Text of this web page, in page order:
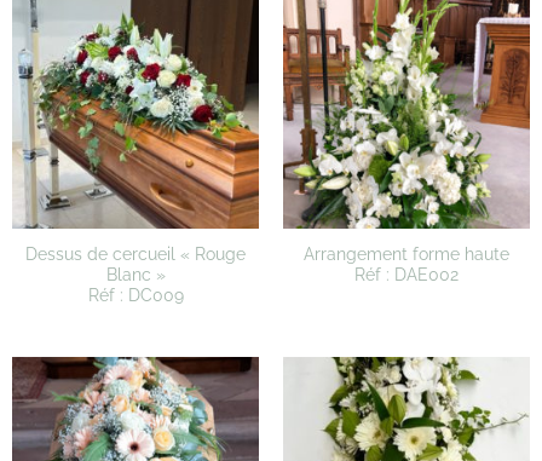
Dessus de cercueil « Rouge
Blanc »
Réf : DC009
Arrangement forme haute
Réf : DAE002